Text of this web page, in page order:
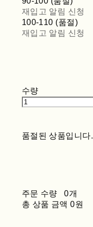
재입고 알림 신청
100-110 (품절)
재입고 알림 신청
수량
품절된 상품입니다.
주문 수량
0개
총 상품 금액 0원